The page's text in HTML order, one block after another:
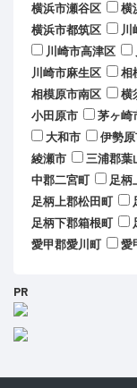
横浜市瀬谷区
横
横浜市都筑区
川
川崎市高津区
川崎市麻生区
相
相模原市南区
横
小田原市
茅ヶ崎
大和市
伊勢
綾瀬市
三浦郡葉
中郡二宮町
足柄
足柄上郡松田町
足柄下郡箱根町
愛甲郡愛川町
愛
PR